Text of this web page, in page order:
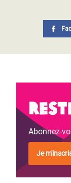
Abonnez-
Je